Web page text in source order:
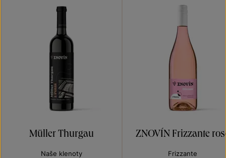
Müller Thurgau
Naše klenoty
ZNOVÍN Frizzante
Frizzante